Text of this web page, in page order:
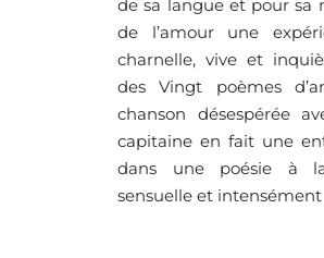
de sa langue et pour sa
de l’amour une
charnelle, vive et
des Vingt poèmes
chanson désespérée
capitaine en fait une
dans une poésie à
sensuelle et